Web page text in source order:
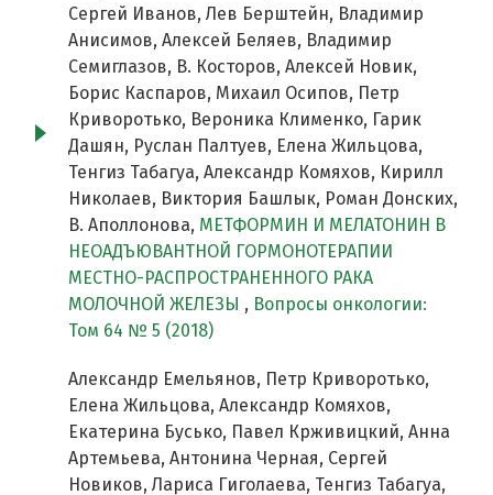
Сергей Иванов, Лев Берштейн, Владимир
Анисимов, Алексей Беляев, Владимир
Семиглазов, В. Косторов, Алексей Новик,
Борис Каспаров, Михаил Осипов, Петр
Криворотько, Вероника Клименко, Гарик
Дашян, Руслан Палтуев, Елена Жильцова,
Тенгиз Табагуа, Александр Комяхов, Кирилл
Николаев, Виктория Башлык, Роман Донских,
В. Аполлонова, МЕТФОРМИН И МЕЛАТОНИН В
НЕОАДЪЮВАНТНОЙ ГОРМОНОТЕРАПИИ
МЕСТНО-РАСПРОСТРАНЕННОГО РАКА
МОЛОЧНОЙ ЖЕЛЕЗЫ , Вопросы онкологии:
Том 64 № 5 (2018)
Александр Емельянов, Петр Криворотько,
Елена Жильцова, Александр Комяхов,
Екатерина Бусько, Павел Крживицкий, Анна
Артемьева, Антонина Черная, Сергей
Новиков, Лариса Гиголаева, Тенгиз Табагуа,